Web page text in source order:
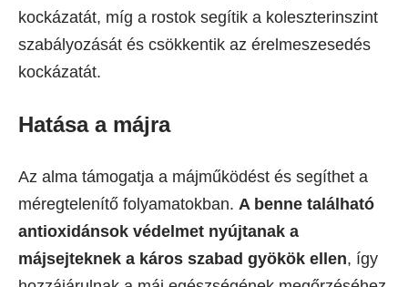
kockázatát, míg a rostok segítik a koleszterinszint
szabályozását és csökkentik az érelmeszesedés
kockázatát.
Hatása a májra
Az alma támogatja a májműködést és segíthet a
méregtelenítő folyamatokban. A benne található
antioxidánsok védelmet nyújtanak a
májsejteknek a káros szabad gyökök ellen, így